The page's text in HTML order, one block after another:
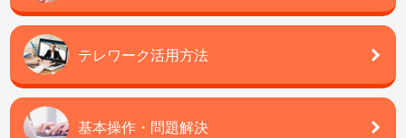
テレワーク活用方法
基本操作・問題解決